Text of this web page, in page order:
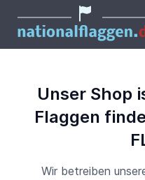
Unser Shop
Flaggen
Wir betreiben